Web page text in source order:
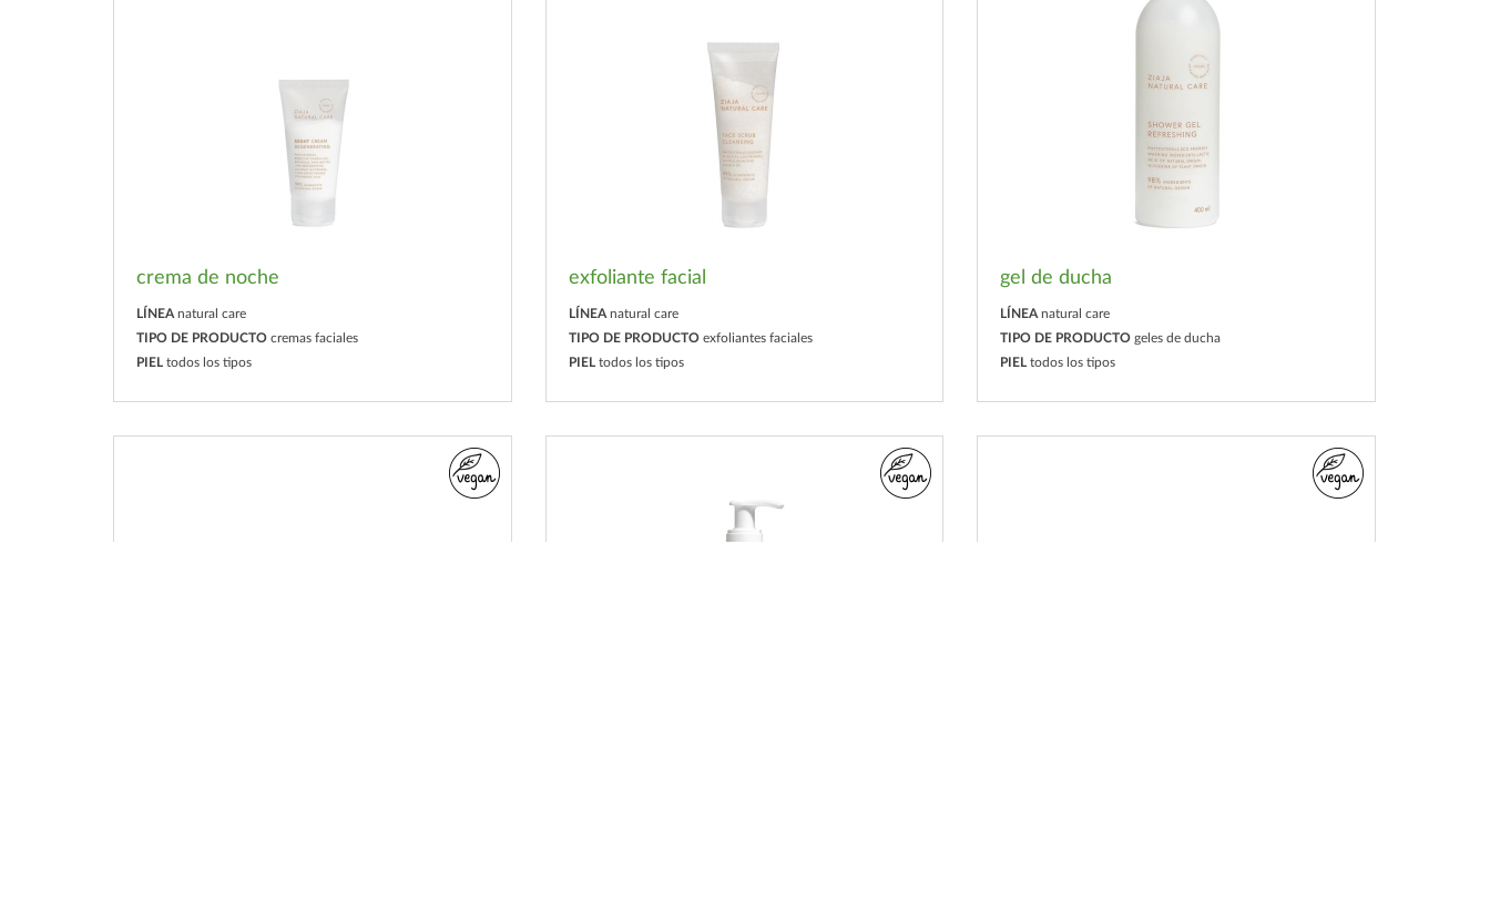
crema de noche
LÍNEA natural care
TIPO DE PRODUCTO cremas faciales
PIEL todos los tipos
exfoliante facial
LÍNEA natural care
TIPO DE PRODUCTO exfoliantes faciales
PIEL todos los tipos
gel de ducha
LÍNEA natural care
TIPO DE PRODUCTO geles de ducha
PIEL todos los tipos